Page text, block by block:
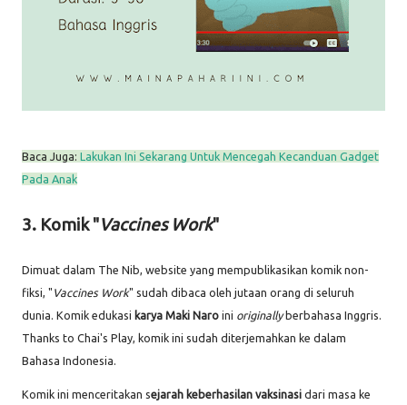
Baca Juga: Lakukan Ini Sekarang Untuk Mencegah Kecanduan Gadget
Pada Anak
3. Komik "Vaccines Work"
Dimuat dalam The Nib, website yang mempublikasikan komik non-
fiksi, " Vaccines Work" sudah dibaca oleh jutaan orang di seluruh
dunia. Komik edukasi karya Maki Naro ini originallyberbahasa Inggris.
Thanks to Chai's Play, komik ini sudah diterjemahkan ke dalam
Bahasa Indonesia.
Komik ini menceritakan sejarah keberhasilan vaksinasi dari masa ke